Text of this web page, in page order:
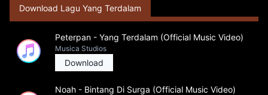
Download Lagu Yang Terdalam
Peterpan - Yang Terdalam (Official Music Video)
Musica Studios
Download
Noah - Bintang Di Surga (Official Music Video)